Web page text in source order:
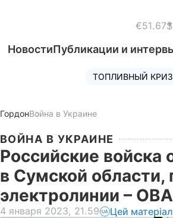
€51.67
НовостиПубликации и
ТОПЛИВНЫЙ
ГордонВойна в Украине
ВОЙНА В УКРАИНЕ
Российские войска
в Сумской области,
электролинии – ОВА
4 января 2023, 21.59 Цей